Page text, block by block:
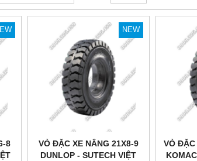
8
NEW
VỎ ĐẶC XE NÂNG 21X8-9
DUNLOP - SUTECH VIỆT
VỎ ĐẶC